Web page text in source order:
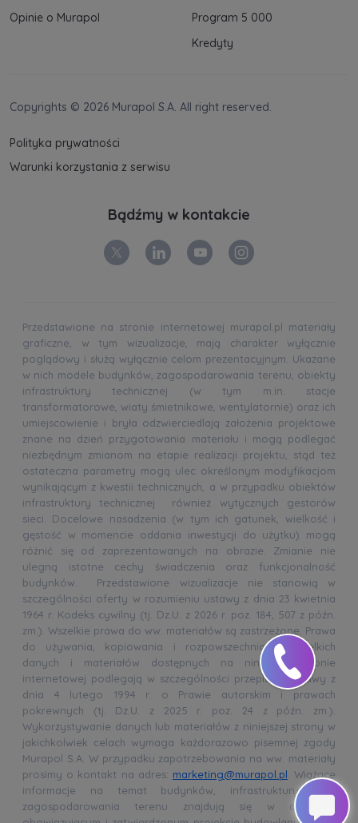
Opinie o Murapol
Program 5 000
Kredyty
Copyrights © 2026 Murapol S.A. All right reserved.
Polityka prywatności
Warunki korzystania z serwisu
Bądźmy w kontakcie
Przedstawione na stronie internetowej murapol.pl materiały
graficzne, w tym wizualizacje, mają charakter wyłącznie
poglądowy i służą wyłącznie celom prezentacyjnym. Ukazane
w nich modele budynków, zagospodarowania terenu, obiekty
infrastruktury technicznej (w tym m.in. stacje
transformatorowe, wiaty śmietnikowe, wentylatornie) oraz ich
umiejscowienie i bryła odzwierciedlają założenia projektowe
znane na dzień przygotowania materiału i mogą podlegać
niezbędnym zmianom na etapie realizacji projektu, stąd też
ostateczna parametry mogą ulec określonym modyfikacjom
wynikającym z kwestii technicznych, a w przypadku obiektów
infrastruktury technicznej również wytycznych gestorów
sieci. Docelowe nasadzenia (w tym ich gatunek, wielkość i
gęstość w momencie oddania inwestycji do użytku) mogą
różnić się od zaprezentowanych na obrazie. Zmianie nie
ulegną istotne cechy świadczenia oraz funkcjonalność
budynków. Przedstawione wizualizacje nie stanowią w
szczególności oferty w rozumieniu ustawy z dnia 23 kwietnia
1964 r. Kodeks cywilny (tj. Dz.U. z 2026 r. poz. 184, 507 z późn.
zm.). Wszelkie prawa do ww. materiałów są zastrzeżone. Prawa
do używania, kopiowania i rozpowszechniania wszelkich
danych i materiałów dostępnych na niniejszej stronie
internetowej podlegają w szczególności przepisom ustawy z
dnia 4 lutego 1994 r. o Prawie autorskim i prawach
pokrewnych (tj. Dz.U. z 2025 r. poz. 24 z późn. zm.).
Wykorzystywanie danych lub materiałów z niniejszej strony w
jakichkolwiek celach wymaga każdorazowo pisemnej zgody
Murapol S.A. W przypadku zapotrzebowania na ww. materiały
prosimy o kontakt na adres: marketing@murapol.pl . Wiążące
informacje na temat budynków, infrastruktury oraz
zagospodarowania terenu znajdują się w aktualnie